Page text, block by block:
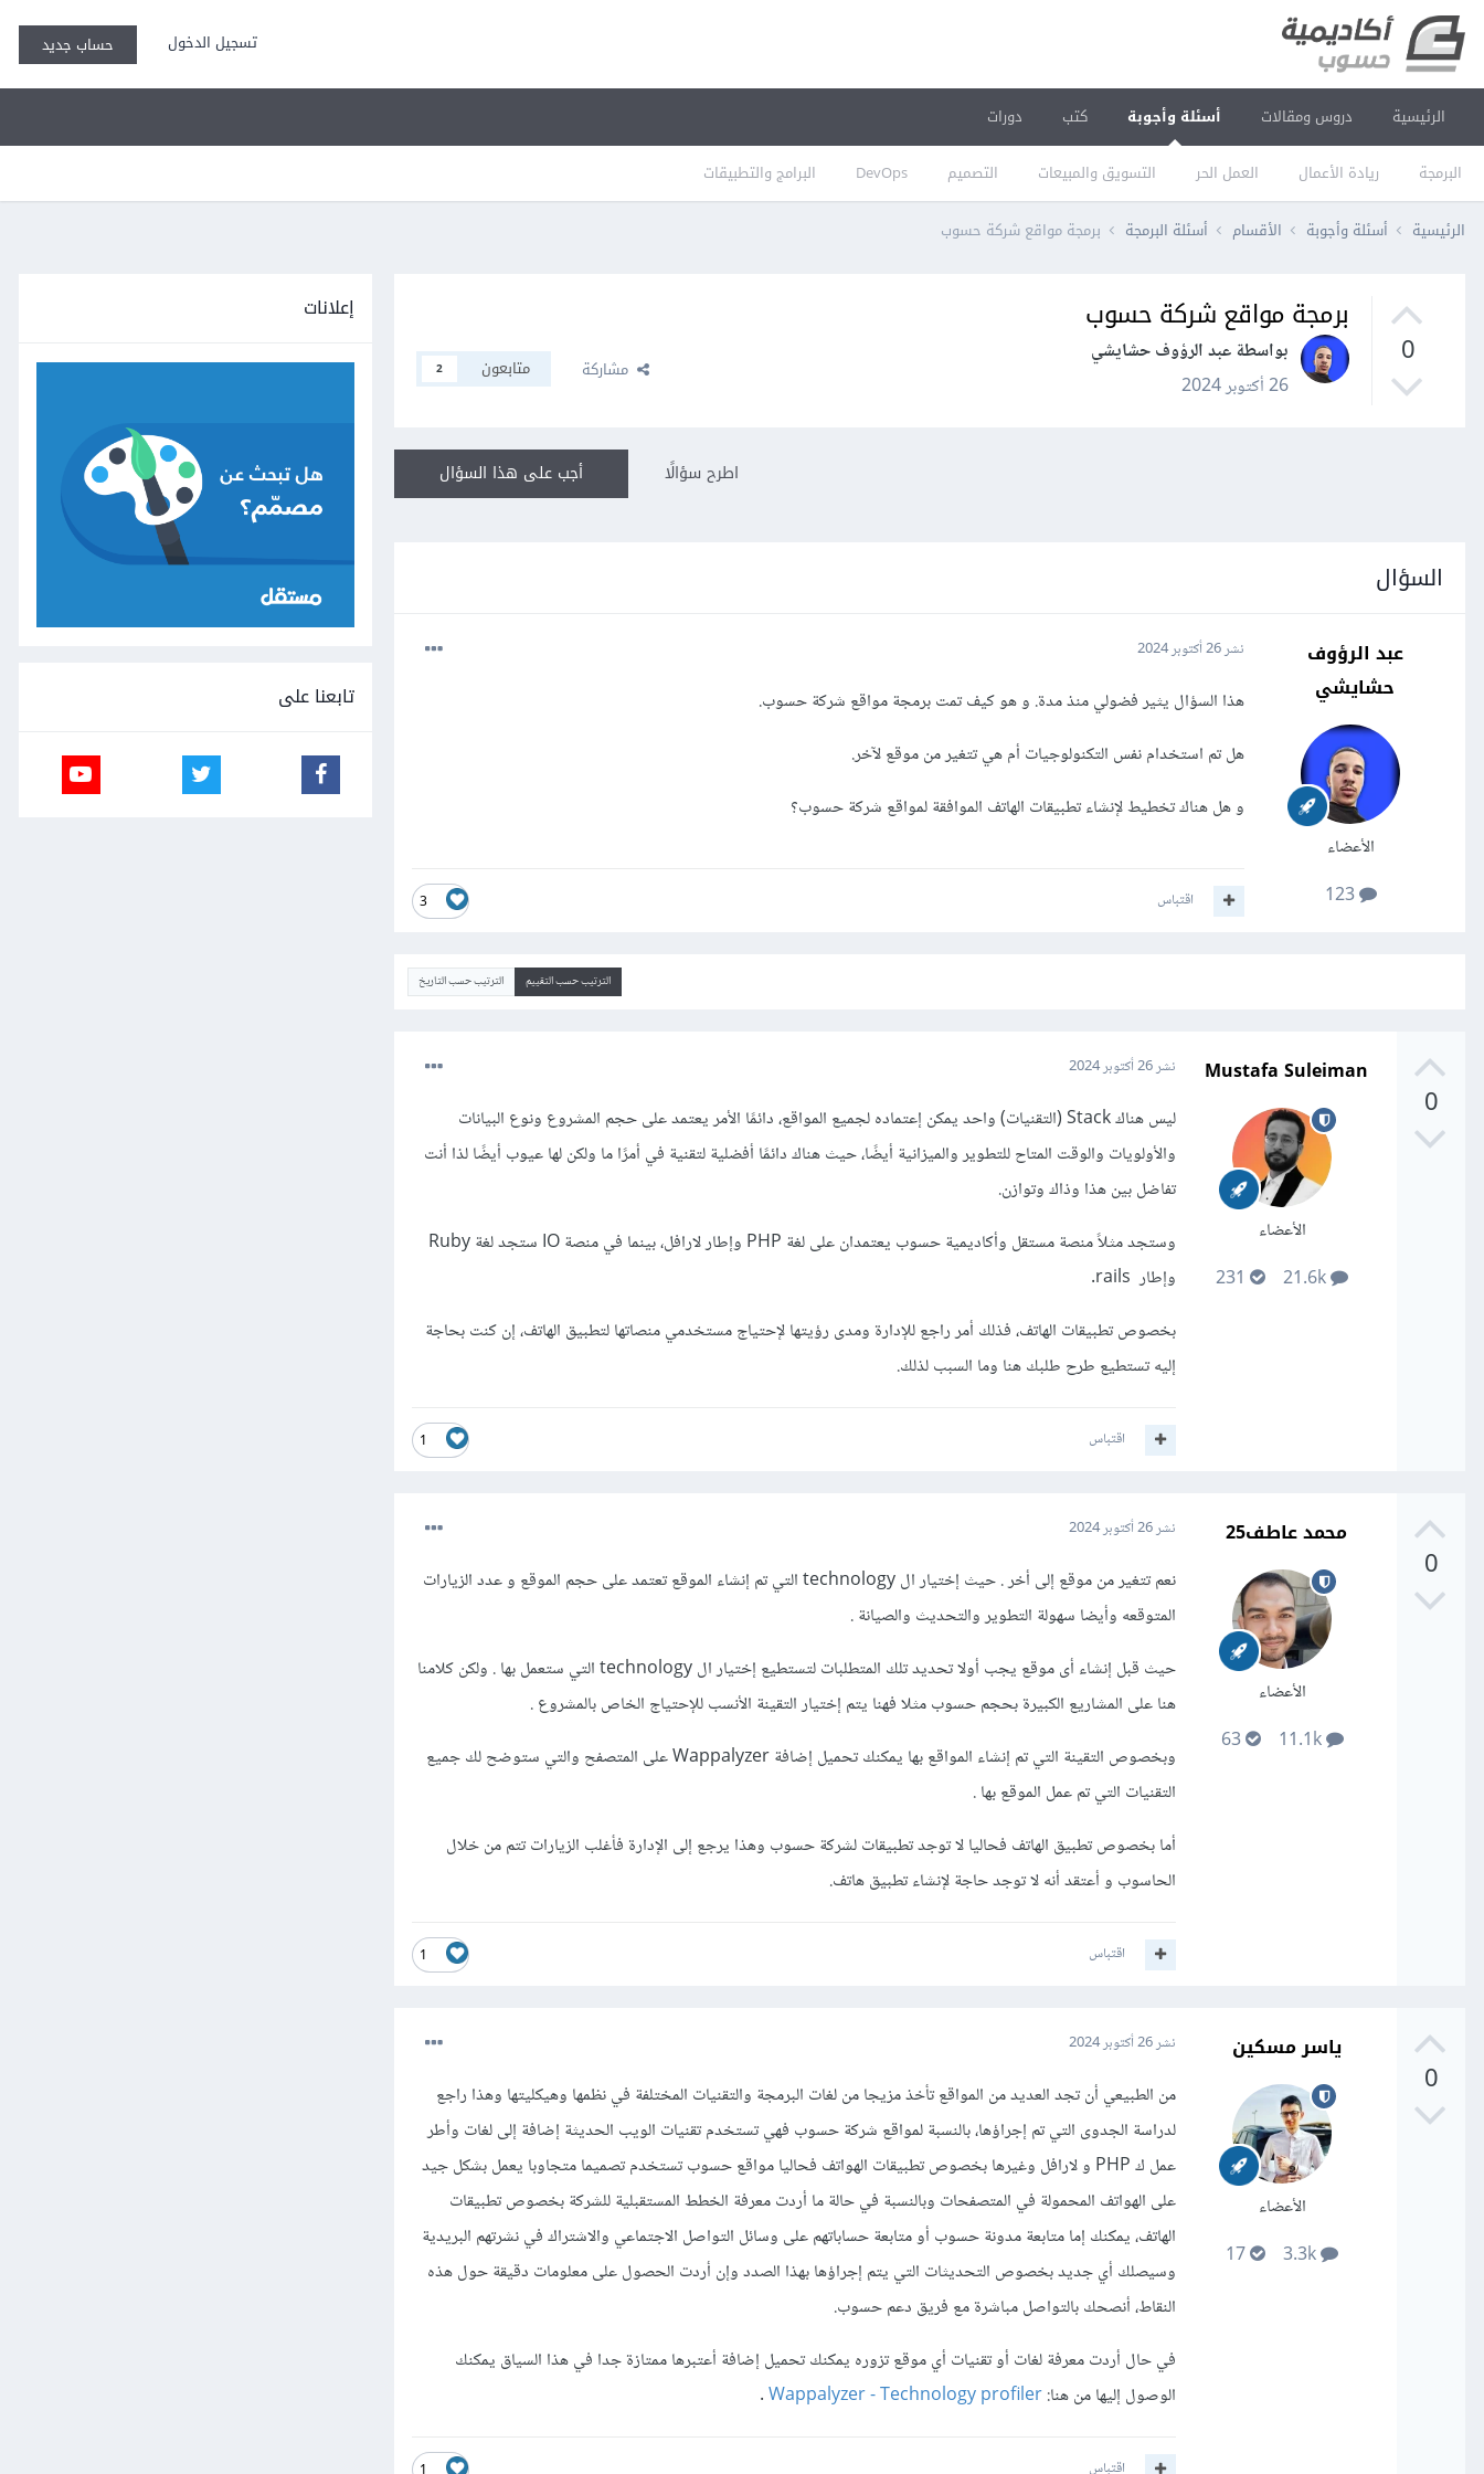
تسجيل الدخول حساب جديد
الرئيسية دروس ومقالات أسئلة وأجوبة
البرمجة ريادة الأعمال العمل الحر التسويق والمبيعات التصميم DevOps البرامج والتطبيقات
كتب دورات
الرئيسية أسئلة وأجوبة الأقسام أسئلة البرمجة برمجة مواقع شركة حسوب
0
برمجة مواقع شركة حسوب
بواسطة عبد الرؤوف حشايشي
26 أكتوبر 2024
مشاركة متابعون 2
أجب على هذا السؤال اطرح سؤالًا
السؤال
عبد الرؤوف
حشايشي
الأعضاء
123
نشر26 أكتوبر 2024
هذا السؤال يثير فضولي منذ مدة. و هو كيف تمت برمجة مواقع شركة حسوب.
هل تم استخدام نفس التكنولوجيات أم هي تتغير من موقع لآخر.
و هل هناك تخطيط لإنشاء تطبيقات الهاتف الموافقة لمواقع شركة حسوب؟
3 اقتباس
الترتيب حسب التقييم الترتيب حسب التاريخ
0
Mustafa Suleiman
الأعضاء
نشر26 أكتوبر 2024
ليس هناك Stack (التقنيات) واحد يمكن إعتماده لجميع المواقع، دائمًا الأمر يعتمد على حجم المشروع ونوع البيانات
والأولويات والوقت المتاح للتطوير والميزانية أيضًا، حيث هناك دائمًا أفضلية لتقنية في أمرًا ما ولكن لها عيوب أيضًا لذا أنت
تفاضل بين هذا وذاك وتوازن.
وستجد مثلاً منصة مستقل وأكاديمية حسوب يعتمدان على لغة PHP وإطار لارافل، بينما في منصة IO ستجد لغة Ruby
وإطار rails.
بخصوص تطبيقات الهاتف، فذلك أمر راجع للإدارة ومدى رؤيتها لإحتياج مستخدمي منصاتها لتطبيق الهاتف، إن كنت بحاجة
إليه تستطيع طرح طلبك هنا وما السبب لذلك.
1 اقتباس
0
محمد عاطف25
الأعضاء
11.1k
63
نشر26 أكتوبر 2024
نعم تتغير من موقع إلى أخر . حيث إختيار ال technology التي تم إنشاء الموقع تعتمد على حجم الموقع و عدد الزيارات
المتوقعه وأيضا سهولة التطوير والتحديث والصيانة .
حيث قبل إنشاء أى موقع يجب أولا تحديد تلك المتطلبات لتستطيع إختيار ال technology التي ستعمل بها . ولكن كلامنا
هنا على المشاريع الكبيرة بحجم حسوب مثلا فهنا يتم إختيار التقينة الأنسب للإحتياج الخاص بالمشروع .
وبخصوص التقينة التي تم إنشاء المواقع بها يمكنك تحميل إضافة Wappalyzer على المتصفح والتي ستوضح لك جميع
التقنيات التي تم عمل الموقع بها .
أما بخصوص تطبيق الهاتف فحاليا لا توجد تطبيقات لشركة حسوب وهذا يرجع إلى الإدارة فأغلب الزيارات تتم من خلال
الحاسوب و أعتقد أنه لا توجد حاجة لإنشاء تطبيق هاتف.
1 اقتباس
0
ياسر مسكين
الأعضاء
نشر26 أكتوبر 2024
من الطبيعي أن تجد العديد من المواقع تأخذ مزيجا من لغات البرمجة والتقنيات المختلفة في نظمها وهيكليتها وهذا راجع
لدراسة الجدوى التي تم إجراؤها، بالنسبة لمواقع شركة حسوب فهي تستخدم تقنيات الويب الحديثة إضافة إلى لغات وأطر
عمل ك PHP و لارافل وغيرها بخصوص تطبيقات الهواتف فحاليا مواقع حسوب تستخدم تصميما متجاوبا يعمل بشكل جيد
على الهواتف المحمولة في المتصفحات وبالنسبة في حالة ما أردت معرفة الخطط المستقبلية للشركة بخصوص تطبيقات
الهاتف، يمكنك إما متابعة مدونة حسوب أو متابعة حساباتهم على وسائل التواصل الاجتماعي والاشتراك في نشرتهم البريدية
وسيصلك أي جديد بخصوص التحديثات التي يتم إجراؤها بهذا الصدد وإن أردت الحصول على معلومات دقيقة حول هذه
النقاط، أنصحك بالتواصل مباشرة مع فريق دعم حسوب.
في حال أردت معرفة لغات أو تقنيات أي موقع تزوره يمكنك تحميل إضافة أعتبرها ممتازة جدا في هذا السياق يمكنك
الوصول إليها من هنا:Wappalyzer - Technology profiler
.
اقتباس
إعلانات
تابعنا على